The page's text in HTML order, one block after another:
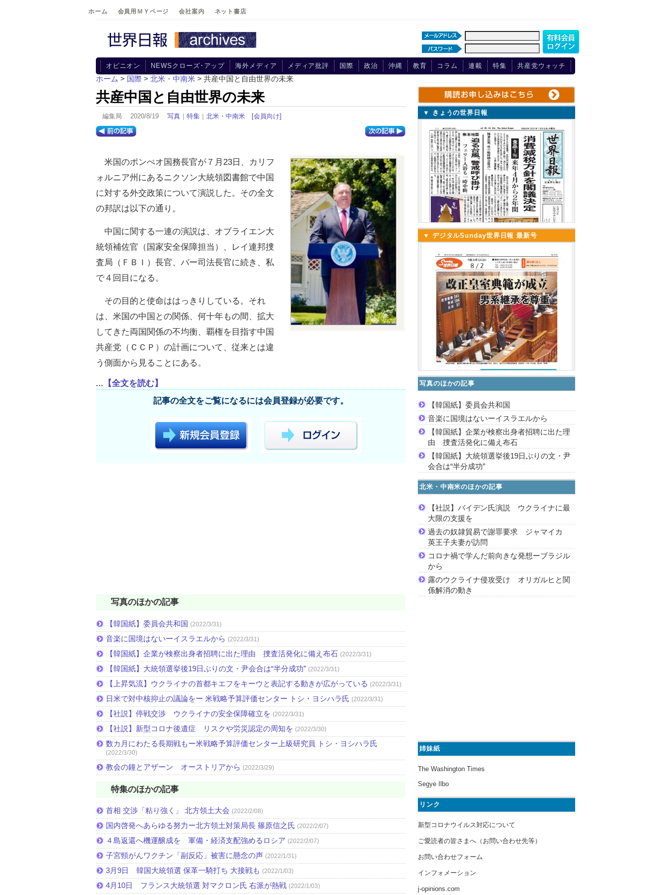
ホーム 会員用ＭＹページ 会社案内 ネット書店
オピニオン NEWSクローズ･アップ 海外メディア メディア批評 国際 政治 沖縄 教育 コラム 連載 特集 共産党ウォッチ
ホーム > 国際 > 北米・中南米 > 共産中国と自由世界の未来
共産中国と自由世界の未来
編集局 2020/8/19 写真 ｜ 特集 ｜ 北米・中南米 [会員向け]
米国のポンぺオ国務長官が７月23日、カリフ
ォルニア州にあるニクソン大統領図書館で中国
に対する外交政策について演説した。その全文
の邦訳は以下の通り。
中国に関する一連の演説は、オブライエン大
統領補佐官（国家安全保障担当）、レイ連邦捜
査局（ＦＢＩ）長官、バー司法長官に続き、私
で４回目になる。
その目的と使命ははっきりしている。それ
は、米国の中国との関係、何十年もの間、拡大
してきた両国関係の不均衡、覇権を目指す中国
共産党（ＣＣＰ）の計画について、従来とは違
う側面から見ることにある。
...【全文を読む】
記事の全文をご覧になるには会員登録が必要です。
写真のほかの記事
【韓国紙】委員会共和国 (2022/3/31)
音楽に国境はないーイスラエルから (2022/3/31)
【韓国紙】企業が検察出身者招聘に出た理由 捜査活発化に備え布石 (2022/3/31)
【韓国紙】大統領選挙後19日ぶりの文・尹会合は“半分成功” (2022/3/31)
【上昇気流】ウクライナの首都キエフをキーウと表記する動きが広がっている (2022/3/31)
日米で対中核抑止の議論をー 米戦略予算評価センター トシ・ヨシハラ氏 (2022/3/31)
【社説】停戦交渉 ウクライナの安全保障確立を (2022/3/31)
【社説】新型コロナ後遺症 リスクや労災認定の周知を (2022/3/30)
数カ月にわたる長期戦もー米戦略予算評価センター上級研究員 トシ・ヨシハラ氏
(2022/3/30)
教会の鐘とアザーン オーストリアから (2022/3/29)
特集のほかの記事
首相 交渉「粘り強く」 北方領土大会 (2022/2/08)
国内啓発へあらゆる努力ー北方領土対策局長 篠原信之氏 (2022/2/07)
４島返還へ機運醸成を 軍備・経済支配強めるロシア (2022/2/07)
子宮頸がんワクチン「副反応」被害に懸念の声 (2022/1/31)
3月9日 韓国大統領選 保革一騎打ち 大接戦も (2022/1/03)
4月10日 フランス大統領選 対マクロン氏 右派が熱戦 (2022/1/03)
▼ きょうの世界日報
▼ デジタルSunday世界日報 最新号
写真のほかの記事
【韓国紙】委員会共和国
音楽に国境はないーイスラエルから
【韓国紙】企業が検察出身者招聘に出た理
由 捜査活発化に備え布石
【韓国紙】大統領選挙後19日ぶりの文・尹
会合は“半分成功”
北米・中南米のほかの記事
【社説】バイデン氏演説 ウクライナに最
大限の支援を
過去の奴隷貿易で謝罪要求 ジャマイカ
英王子夫妻が訪問
コロナ禍で学んだ前向きな発想ーブラジル
から
露のウクライナ侵攻受け オリガルヒと関
係解消の動き
姉妹紙
The Washington Times
Segye Ilbo
リンク
新型コロナウイルス対応について
ご愛読者の皆さまへ（お問い合わせ先等）
お問い合わせフォーム
インフォメーション
j-opinions.com